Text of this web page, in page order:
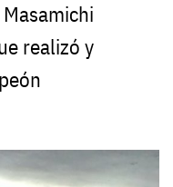
realizó y